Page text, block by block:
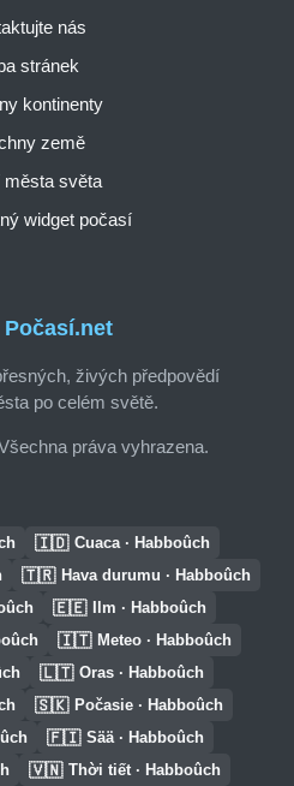
Počasí.net
živých předpovědí
po celém světě.
práva vyhrazena.
nás
stránek
kontinenty
země
města světa
widget počasí
🇮🇩 Cuaca · Habboûch
🇹🇷 Hava durumu · Habboûch
🇪🇪 Ilm · Habboûch
🇮🇹 Meteo · Habboûch
🇱🇹 Oras · Habboûch
🇸🇰 Počasie · Habboûch
🇫🇮 Sää · Habboûch
🇻🇳 Thời tiết · Habboûch